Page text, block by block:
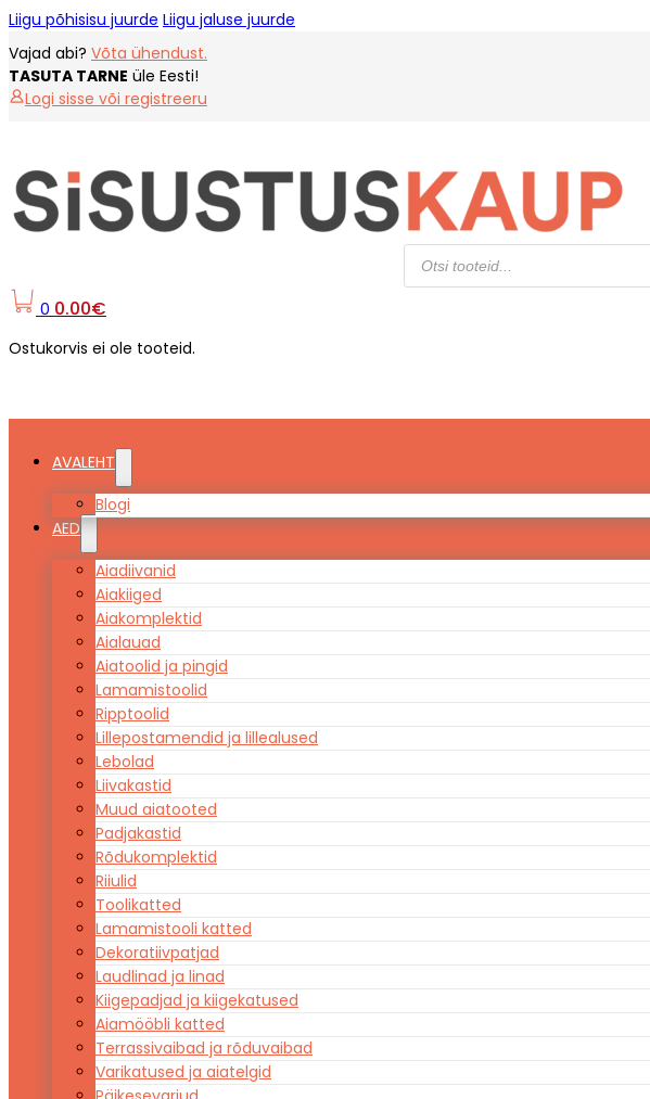
Liigu põhisisu juurde Liigu jaluse juurde
Vajad abi? Võta ühendust.
TASUTA TARNE üle Eesti!
Logi sisse või registreeru
Products
search
0 0.00€
Ostukorvis ei ole tooteid.
AVALEHT
Blogi
AED
Aiadiivanid
Aiakiiged
Aiakomplektid
Aialauad
Aiatoolid ja pingid
Lamamistoolid
Ripptoolid
Lillepostamendid ja lillealused
Lebolad
Liivakastid
Muud aiatooted
Padjakastid
Rõdukomplektid
Riiulid
Toolikatted
Lamamistooli katted
Dekoratiivpatjad
Laudlinad ja linad
Kiigepadjad ja kiigekatused
Aiamööbli katted
Terrassivaibad ja rõduvaibad
Varikatused ja aiatelgid